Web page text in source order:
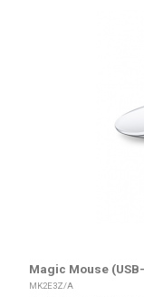
Magic Mouse
MK2E3Z/A